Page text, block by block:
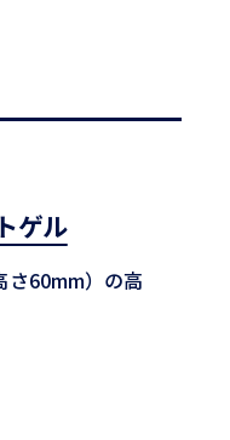
ゲル
さ60mm）の高